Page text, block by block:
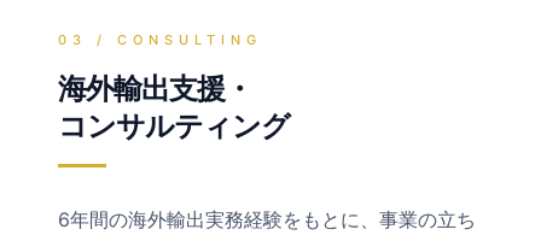
03 / CONSULTING
海外輸出支援・
コンサルティング
6年間の海外輸出実務経験をもとに、事業の立ち